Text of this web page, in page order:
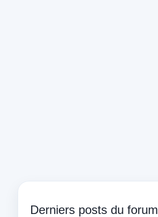
Derniers posts du forum